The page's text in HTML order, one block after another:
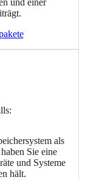
als
Sie eine
und Systeme
hält.